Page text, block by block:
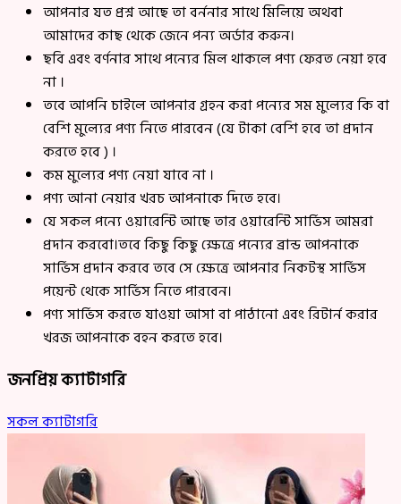
আপনার যত প্রশ্ন আছে তা বর্ননার সাথে মিলিয়ে অথবা
আমাদের কাছ থেকে জেনে পন্য অর্ডার করুন।
ছবি এবং বর্ণনার সাথে পন্যের মিল থাকলে পণ্য ফেরত নেয়া হবে
না ।
তবে আপনি চাইলে আপনার গ্রহন করা পন্যের সম মুল্যের কি বা
বেশি মুল্যের পণ্য নিতে পারবেন (যে টাকা বেশি হবে তা প্রদান
করতে হবে ) ।
কম মুল্যের পণ্য নেয়া যাবে না ।
পণ্য আনা নেয়ার খরচ আপনাকে দিতে হবে।
যে সকল পন্যে ওয়ারেন্টি আছে তার ওয়ারেন্টি সার্ভিস আমরা
প্রদান করবো।তবে কিছু কিছু ক্ষেত্রে পন্যের ব্রান্ড আপনাকে
সার্ভিস প্রদান করবে তবে সে ক্ষেত্রে আপনার নিকটস্থ সার্ভিস
পয়েন্ট থেকে সার্ভিস নিতে পারবেন।
পণ্য সার্ভিস করতে যাওয়া আসা বা পাঠানো এবং রিটার্ন করার
খরজ আপনাকে বহন করতে হবে।
জনপ্রিয় ক্যাটাগরি
সকল ক্যাটাগরি